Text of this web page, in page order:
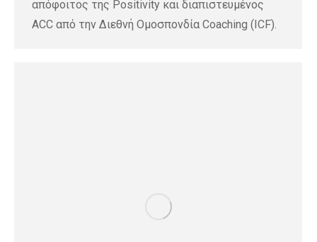
απόφοιτος της Positivity και διαπιστευμένος
ACC από την Διεθνή Ομοσπονδία Coaching (ICF).